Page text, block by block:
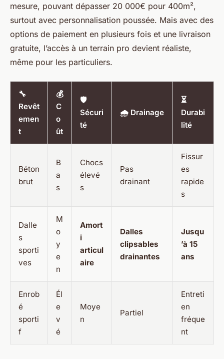
mesure, pouvant dépasser 20 000€ pour 400m²,
surtout avec personnalisation poussée. Mais avec des
options de paiement en plusieurs fois et une livraison
gratuite, l’accès à un terrain pro devient réaliste,
même pour les particuliers.
🔧
Revêt
emen
t
💰
C
o
ût
🛡️
Sécuri
té
🌧️ Drainage
⏳
Durabi
lité
Béton
brut
B
a
s
Chocs
élevé
s
Pas
drainant
Fissur
es
rapide
s
Dalle
s
sporti
ves
M
o
y
e
n
Amort
i
articul
aire
Dalles
clipsables
drainantes
Jusqu
’à 15
ans
Enrob
é
sporti
f
Él
e
v
é
Moye
n
Partiel
Entreti
en
fréque
nt